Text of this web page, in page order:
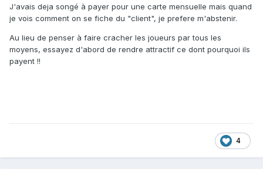
J'avais deja songé à payer pour une carte mensuelle mais quand
je vois comment on se fiche du "client", je prefere m'abstenir.
Au lieu de penser à faire cracher les joueurs par tous les
moyens, essayez d'abord de rendre attractif ce dont pourquoi ils
payent !!
4